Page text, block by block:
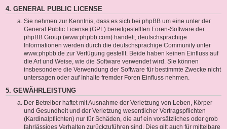
4. GENERAL PUBLIC LICENSE
Sie nehmen zur Kenntnis, dass es sich bei phpBB um eine unter der
General Public License (GPL) bereitgestellten Foren-Software der
phpBB Group (www.phpbb.com) handelt; deutschsprachige
Informationen werden durch die deutschsprachige Community unter
www.phpbb.de zur Verfügung gestellt. Beide haben keinen Einfluss auf
die Art und Weise, wie die Software verwendet wird. Sie können
insbesondere die Verwendung der Software für bestimmte Zwecke nicht
untersagen oder auf Inhalte fremder Foren Einfluss nehmen.
5. GEWÄHRLEISTUNG
Der Betreiber haftet mit Ausnahme der Verletzung von Leben, Körper
und Gesundheit und der Verletzung wesentlicher Vertragspflichten
(Kardinalpflichten) nur für Schäden, die auf ein vorsätzliches oder grob
fahrlässiges Verhalten zurückzuführen sind. Dies gilt auch für mittelbare